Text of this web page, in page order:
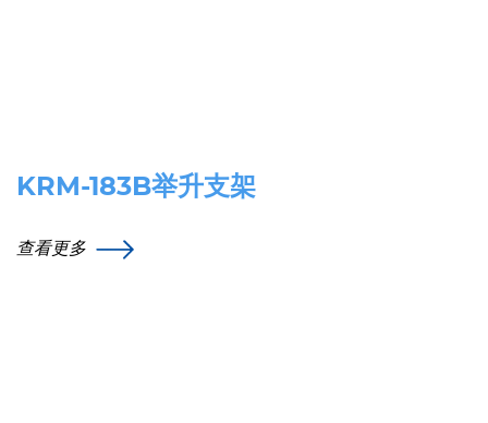
KRM-183B举升支架
查看更多